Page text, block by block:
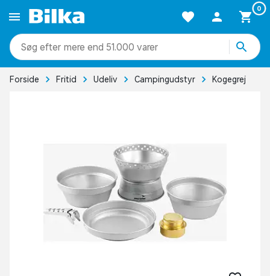
0
mere end 51.000 varer
Forside Fritid Udeliv Campingudstyr Kogegrej